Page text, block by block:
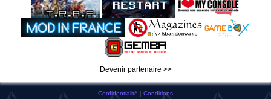
Devenir partenaire >>
Confidentialité | Conditions